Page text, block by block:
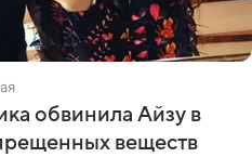
обвинила Айзу в
веществ